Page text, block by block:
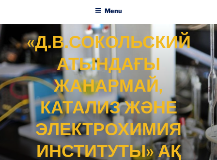
Skip
content«Д.В.СОКОЛЬСКИЙ
АТЫНДАҒЫ
ЖАНАРМАЙ,
КАТАЛИЗ ЖӘНЕ
ЭЛЕКТРОХИМИЯ
ИНСТИТУТЫ» АҚ
Menu